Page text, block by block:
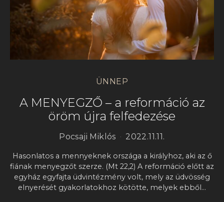
ÜNNEP
A MENYEGZŐ – a reformáció az
öröm újra felfedezése
Pocsaji Miklós 2022.11.11.
Hasonlatos a mennyeknek országa a királyhoz, aki az ő
fiának menyegzőt szerze. (Mt 22,2) A reformáció előtt az
egyház egyfajta üdvintézmény volt, mely az üdvösség
elnyerését gyakorlatokhoz kötötte, melyek ebből…